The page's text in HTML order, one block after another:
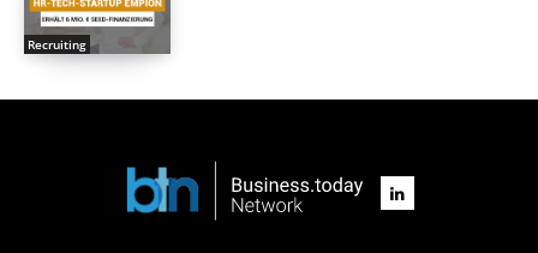
Recruiting